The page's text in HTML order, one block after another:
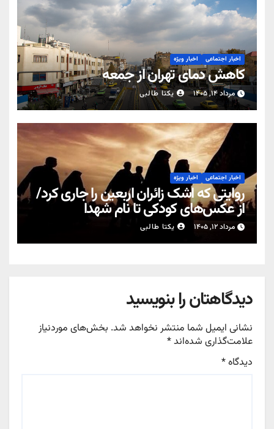
اخبار اجتماعی اخبار ویژه
کاهش دمای تهران از جمعه
مرداد ۱۴, ۱۴۰۵ یکتا طالبی
اخبار اجتماعی اخبار ویژه
روایتی که اشک زائران اربعین را جاری کرد/
از عکس‌های کودکی تا نام شهدا
مرداد ۱۲, ۱۴۰۵ یکتا طالبی
دیدگاهتان را بنویسید
نشانی ایمیل شما منتشر نخواهد شد. بخش‌های موردنیاز
علامت‌گذاری شده‌اند*
دیدگاه*